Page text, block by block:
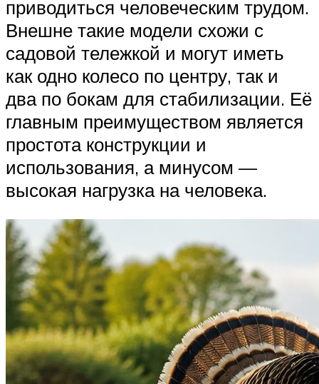
приводиться человеческим трудом.
Внешне такие модели схожи с
садовой тележкой и могут иметь
как одно колесо по центру, так и
два по бокам для стабилизации. Её
главным преимуществом является
простота конструкции и
использования, а минусом —
высокая нагрузка на человека.